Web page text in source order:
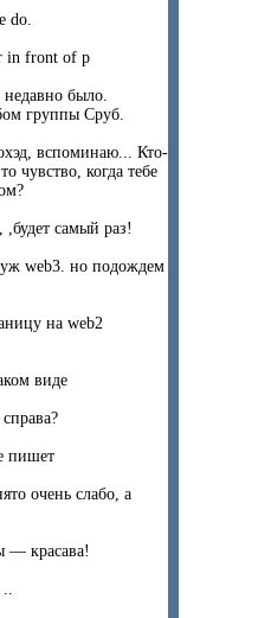
do.
in front of p
было.
группы Сруб.
вспоминаю... Кто-
чувство, когда тебе
самый раз!
уж web3. но подождем
на web2
виде
пишет
очень слабо, а
— красава!
..